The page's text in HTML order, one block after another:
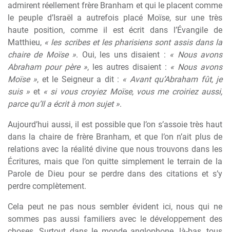
admirent réellement frère Branham et qui le placent comme
le peuple d’Israël a autrefois placé Moïse, sur une très
haute position, comme il est écrit dans l’Évangile de
Matthieu, « les scribes et les pharisiens sont assis dans la
chaire de Moïse ». Oui, les uns disaient : « Nous avons
Abraham pour père », les autres disaient : « Nous avons
Moïse », et le Seigneur a dit : « Avant qu’Abraham fût, je
suis » et « si vous croyiez Moïse, vous me croiriez aussi,
parce qu’Il a écrit à mon sujet ».
Aujourd’hui aussi, il est possible que l’on s’assoie très haut
dans la chaire de frère Branham, et que l’on n’ait plus de
relations avec la réalité divine que nous trouvons dans les
Écritures, mais que l’on quitte simplement le terrain de la
Parole de Dieu pour se perdre dans des citations et s’y
perdre complètement.
Cela peut ne pas nous sembler évident ici, nous qui ne
sommes pas aussi familiers avec le développement des